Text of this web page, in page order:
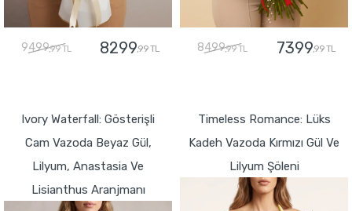
9499,99 TL 8299,99 TL 8499,99 TL 7399,99 TL
Ivory Waterfall: Gösterişli
Cam Vazoda Beyaz Gül,
Lilyum, Anastasia Ve
Lisianthus Aranjmanı
Timeless Romance: Lüks
Kadeh Vazoda Kırmızı Gül Ve
Lilyum Şöleni